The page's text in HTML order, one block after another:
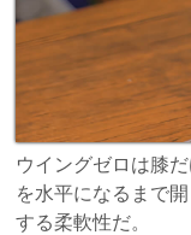
ウイングゼロは膝
を水平になるまで
する柔軟性だ。